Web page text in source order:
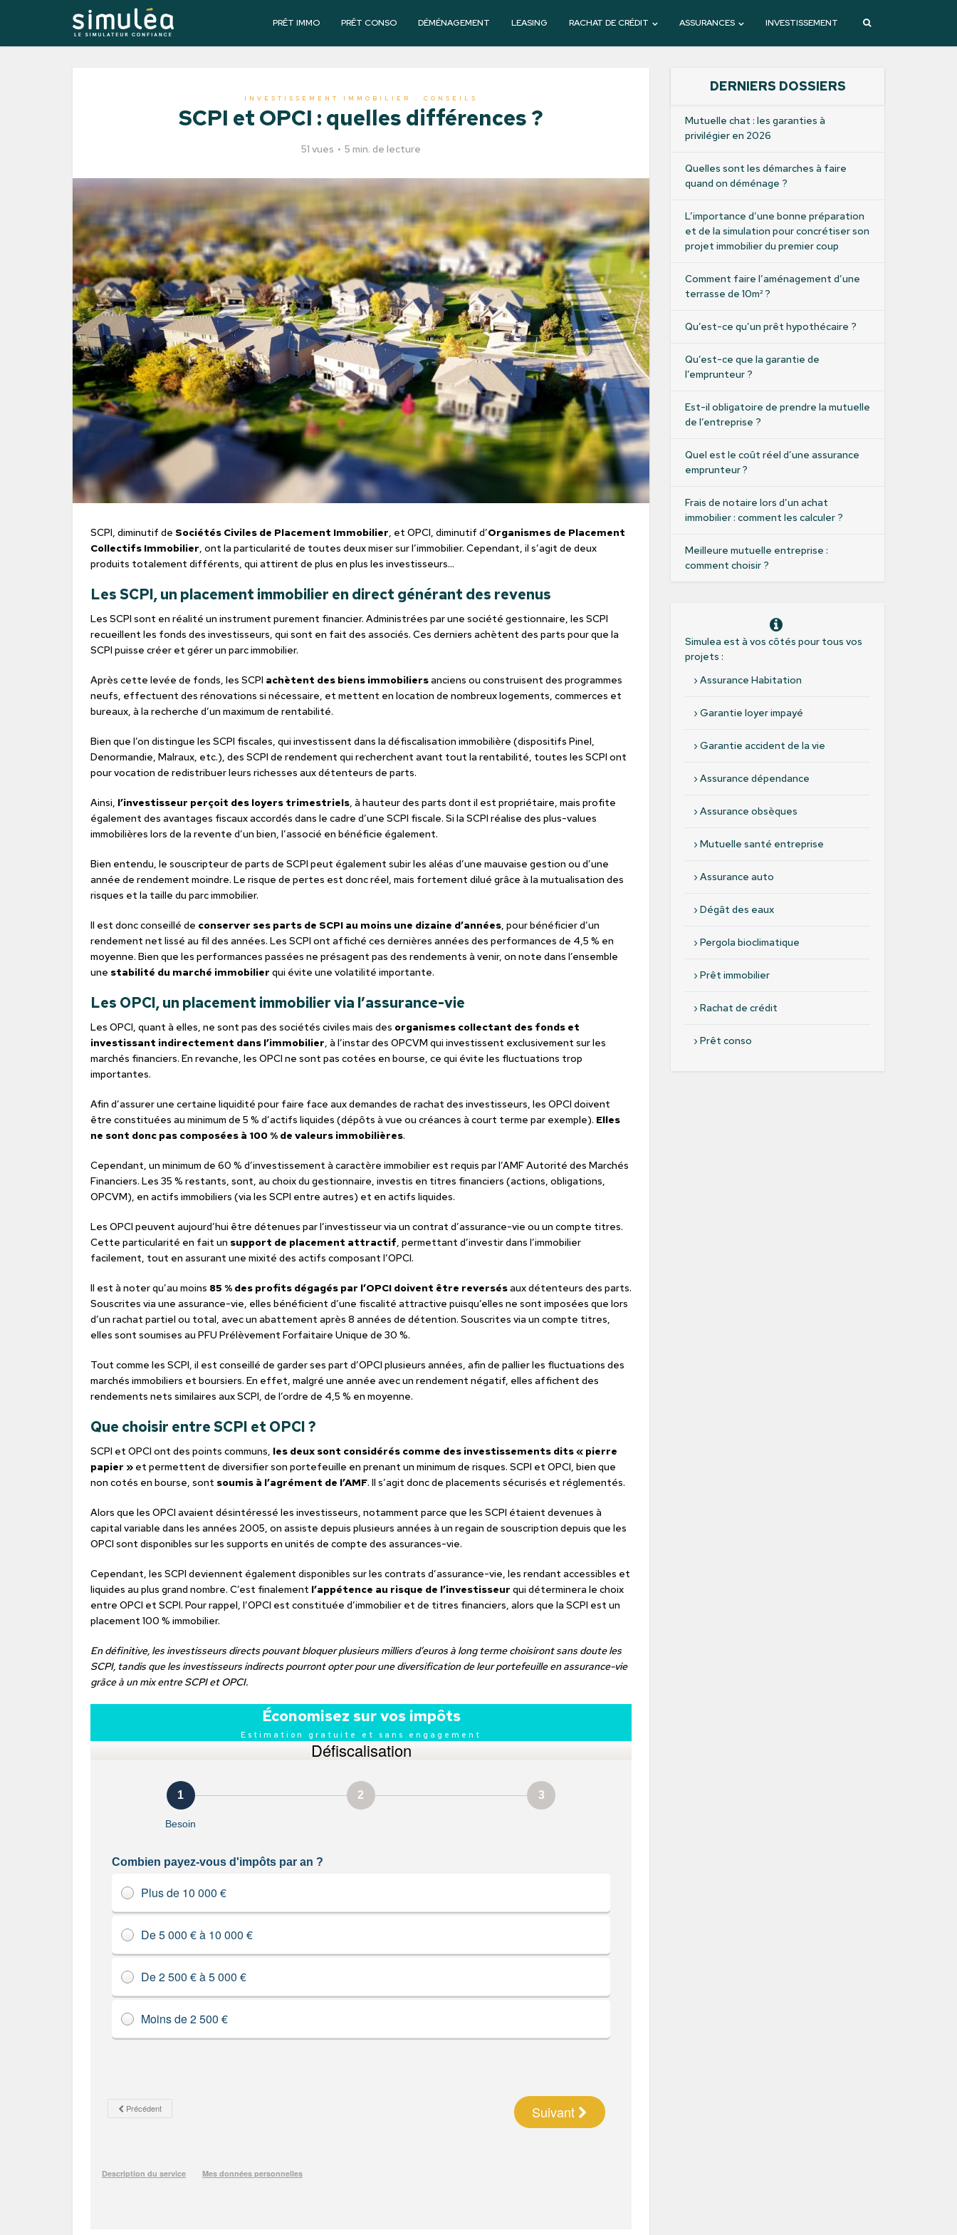
PRÊT IMMO PRÊT CONSO DÉMÉNAGEMENT LEASING RACHAT DE CRÉDIT ASSURANCES INVESTISSEMENT
INVESTISSEMENT IMMOBILIER : CONSEILS
SCPI et OPCI : quelles différences ?
51 vues 5 min. de lecture
SCPI, diminutif de Sociétés Civiles de Placement Immobilier, et OPCI, diminutif d’Organismes de Placement
Collectifs Immobilier, ont la particularité de toutes deux miser sur l’immobilier. Cependant, il s’agit de deux
produits totalement différents, qui attirent de plus en plus les investisseurs…
Les SCPI, un placement immobilier en direct générant des revenus
Les SCPI sont en réalité un instrument purement financier. Administrées par une société gestionnaire, les SCPI
recueillent les fonds des investisseurs, qui sont en fait des associés. Ces derniers achètent des parts pour que la
SCPI puisse créer et gérer un parc immobilier.
Après cette levée de fonds, les SCPI achètent des biens immobiliersanciens ou construisent des programmes
neufs, effectuent des rénovations si nécessaire, et mettent en location de nombreux logements, commerces et
bureaux, à la recherche d’un maximum de rentabilité.
Bien que l’on distingue les SCPI fiscales, qui investissent dans la défiscalisation immobilière (dispositifs Pinel,
Denormandie, Malraux, etc.), des SCPI de rendement qui recherchent avant tout la rentabilité, toutes les SCPI ont
pour vocation de redistribuer leurs richesses aux détenteurs de parts.
Ainsi, l’investisseur perçoit des loyers trimestriels, à hauteur des parts dont il est propriétaire, mais profite
également des avantages fiscaux accordés dans le cadre d’une SCPI fiscale. Si la SCPI réalise des plus-values
immobilières lors de la revente d’un bien, l’associé en bénéficie également.
Bien entendu, le souscripteur de parts de SCPI peut également subir les aléas d’une mauvaise gestion ou d’une
année de rendement moindre. Le risque de pertes est donc réel, mais fortement dilué grâce à la mutualisation des
risques et la taille du parc immobilier.
Il est donc conseillé de conserver ses parts de SCPI au moins une dizaine d’années, pour bénéficier d’un
rendement net lissé au fil des années. Les SCPI ont affiché ces dernières années des performances de 4,5 % en
moyenne. Bien que les performances passées ne présagent pas des rendements à venir, on note dans l’ensemble
une stabilité du marché immobilier qui évite une volatilité importante.
Les OPCI, un placement immobilier via l’assurance-vie
Les OPCI, quant à elles, ne sont pas des sociétés civiles mais des organismes collectant des fonds et
investissant indirectement dans l’immobilier, à l’instar des OPCVM qui investissent exclusivement sur les
marchés financiers. En revanche, les OPCI ne sont pas cotées en bourse, ce qui évite les fluctuations trop
importantes.
Afin d’assurer une certaine liquidité pour faire face aux demandes de rachat des investisseurs, les OPCI doivent
être constituées au minimum de 5 % d’actifs liquides (dépôts à vue ou créances à court terme par exemple). Elles
ne sont donc pas composées à 100 % de valeurs immobilières.
Cependant, un minimum de 60 % d’investissement à caractère immobilier est requis par l’AMF Autorité des Marchés
Financiers. Les 35 % restants, sont, au choix du gestionnaire, investis en titres financiers (actions, obligations,
OPCVM), en actifs immobiliers (via les SCPI entre autres) et en actifs liquides.
Les OPCI peuvent aujourd’hui être détenues par l’investisseur via un contrat d’assurance-vie ou un compte titres.
Cette particularité en fait un support de placement attractif, permettant d’investir dans l’immobilier
facilement, tout en assurant une mixité des actifs composant l’OPCI.
Il est à noter qu’au moins 85 % des profits dégagés par l’OPCI doivent être reversésaux détenteurs des parts.
Souscrites via une assurance-vie, elles bénéficient d’une fiscalité attractive puisqu’elles ne sont imposées que lors
d’un rachat partiel ou total, avec un abattement après 8 années de détention. Souscrites via un compte titres,
elles sont soumises au PFU Prélèvement Forfaitaire Unique de 30 %.
Tout comme les SCPI, il est conseillé de garder ses part d’OPCI plusieurs années, afin de pallier les fluctuations des
marchés immobiliers et boursiers. En effet, malgré une année avec un rendement négatif, elles affichent des
rendements nets similaires aux SCPI, de l’ordre de 4,5 % en moyenne.
Que choisir entre SCPI et OPCI ?
SCPI et OPCI ont des points communs, les deux sont considérés comme des investissements dits « pierre
papier » et permettent de diversifier son portefeuille en prenant un minimum de risques. SCPI et OPCI, bien que
non cotés en bourse, sont soumis à l’agrément de l’AMF. Il s’agit donc de placements sécurisés et réglementés.
Alors que les OPCI avaient désintéressé les investisseurs, notamment parce que les SCPI étaient devenues à
capital variable dans les années 2005, on assiste depuis plusieurs années à un regain de souscription depuis que les
OPCI sont disponibles sur les supports en unités de compte des assurances-vie.
Cependant, les SCPI deviennent également disponibles sur les contrats d’assurance-vie, les rendant accessibles et
liquides au plus grand nombre. C’est finalement l’appétence au risque de l’investisseur qui déterminera le choix
entre OPCI et SCPI. Pour rappel, l’OPCI est constituée d’immobilier et de titres financiers, alors que la SCPI est un
placement 100 % immobilier.
En définitive, les investisseurs directs pouvant bloquer plusieurs milliers d’euros à long terme choisiront sans doute les
SCPI, tandis que les investisseurs indirects pourront opter pour une diversification de leur portefeuille en assurance-vie
grâce à un mix entre SCPI et OPCI.
Économisez sur vos impôts
Estimation gratuite et sans engagement
DERNIERS DOSSIERS
Mutuelle chat : les garanties à
privilégier en 2026
Quelles sont les démarches à faire
quand on déménage ?
L’importance d’une bonne préparation
et de la simulation pour concrétiser son
projet immobilier du premier coup
Comment faire l’aménagement d’une
terrasse de 10m² ?
Qu’est-ce qu’un prêt hypothécaire ?
Qu’est-ce que la garantie de
l’emprunteur ?
Est-il obligatoire de prendre la mutuelle
de l’entreprise ?
Quel est le coût réel d’une assurance
emprunteur ?
Frais de notaire lors d’un achat
immobilier : comment les calculer ?
Meilleure mutuelle entreprise :
comment choisir ?
Simulea est à vos côtés pour tous vos
projets :
› Assurance Habitation
› Garantie loyer impayé
› Garantie accident de la vie
› Assurance dépendance
› Assurance obsèques
› Mutuelle santé entreprise
› Assurance auto
› Dégât des eaux
› Pergola bioclimatique
› Prêt immobilier
› Rachat de crédit
› Prêt conso